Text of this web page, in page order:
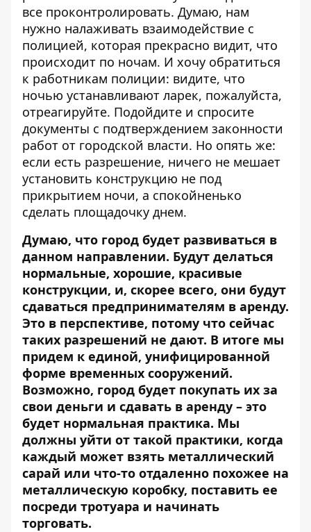
все проконтролировать. Думаю, нам
нужно налаживать взаимодействие с
полицией, которая прекрасно видит, что
происходит по ночам. И хочу обратиться
к работникам полиции: видите, что
ночью устанавливают ларек, пожалуйста,
отреагируйте. Подойдите и спросите
документы с подтверждением законности
работ от городской власти. Но опять же:
если есть разрешение, ничего не мешает
установить конструкцию не под
прикрытием ночи, а спокойненько
сделать площадочку днем.
Думаю, что город будет развиваться в
данном направлении. Будут делаться
нормальные, хорошие, красивые
конструкции, и, скорее всего, они будут
сдаваться предпринимателям в аренду.
Это в перспективе, потому что сейчас
таких разрешений не дают. В итоге мы
придем к единой, унифицированной
форме временных сооружений.
Возможно, город будет покупать их за
свои деньги и сдавать в аренду – это
будет нормальная практика. Мы
должны уйти от такой практики, когда
каждый может взять металлический
сарай или что-то отдаленно похожее на
металлическую коробку, поставить ее
посреди тротуара и начинать
торговать.